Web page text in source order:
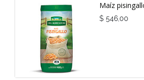
Maíz
$ 546,00